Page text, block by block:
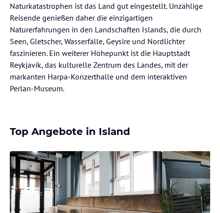
Naturkatastrophen ist das Land gut eingestellt. Unzählige
Reisende genießen daher die einzigartigen
Naturerfahrungen in den Landschaften Islands, die durch
Seen, Gletscher, Wasserfälle, Geysire und Nordlichter
faszinieren. Ein weiterer Höhepunkt ist die Hauptstadt
Reykjavík, das kulturelle Zentrum des Landes, mit der
markanten Harpa-Konzerthalle und dem interaktiven
Perlan-Museum.
Top Angebote in Island